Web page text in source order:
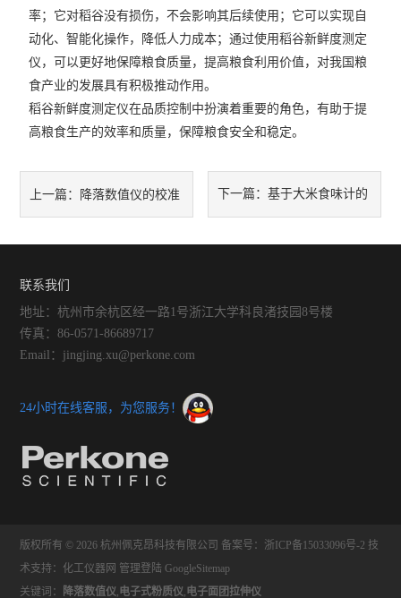
率；它对稻谷没有损伤，不会影响其后续使用；它可以实现自
动化、智能化操作，降低人力成本；通过使用稻谷新鲜度测定
仪，可以更好地保障粮食质量，提高粮食利用价值，对我国粮
食产业的发展具有积极推动作用。
稻谷新鲜度测定仪在品质控制中扮演着重要的角色，有助于提
高粮食生产的效率和质量，保障粮食安全和稳定。
上一篇： 降落数值仪的校准 下一篇： 基于大米食味计的
联系我们
地址：杭州市余杭区经一路1号浙江大学科良渚技园8号楼
传真：86-0571-86689717
Email：jingjing.xu@perkone.com
24小时在线客服，为您服务！
版权所有 © 2026 杭州佩克昂科技有限公司 备案号：浙ICP备15033096号-2 技
术支持： 化工仪器网 管理登陆 GoogleSitemap
关键词：
降落数值仪,电子式粉质仪,电子面团拉伸仪